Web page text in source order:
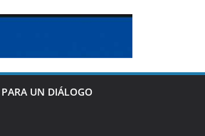
PARA UN DIÁLOGO